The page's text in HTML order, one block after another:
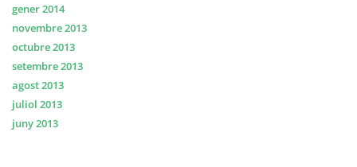
gener 2014
novembre 2013
octubre 2013
setembre 2013
agost 2013
juliol 2013
juny 2013